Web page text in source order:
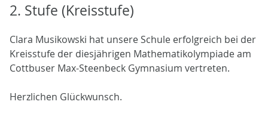
2. Stufe (Kreisstufe)
Clara Musikowski hat unsere Schule erfolgreich bei der
Kreisstufe der diesjährigen Mathematikolympiade am
Cottbuser Max-Steenbeck Gymnasium vertreten.
Herzlichen Glückwunsch.